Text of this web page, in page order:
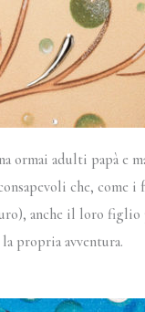
ormai adulti papà e
che, come
anche il loro figlio
propria avventura.